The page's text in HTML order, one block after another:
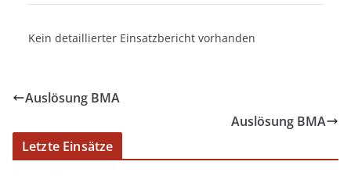
Kein detaillierter Einsatzbericht vorhanden
Auslösung BMA
Auslösung BMA
Letzte Einsätze